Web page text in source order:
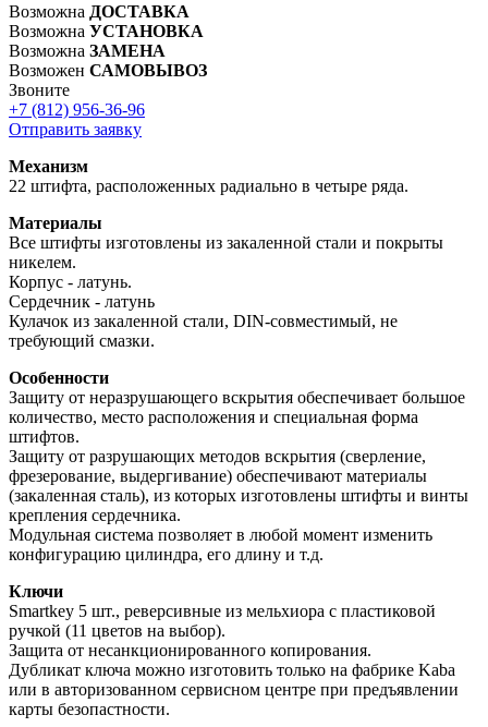
Возможна ДОСТАВКА
Возможна УСТАНОВКА
Возможна ЗАМЕНА
Возможен САМОВЫВОЗ
Звоните
+7 (812) 956-36-96
Отправить заявку
Механизм
22 штифта, расположенных радиально в четыре ряда.
Материалы
Все штифты изготовлены из закаленной стали и покрыты
никелем.
Корпус - латунь.
Сердечник - латунь
Кулачок из закаленной стали, DIN-совместимый, не
требующий смазки.
Особенности
Защиту от неразрушающего вскрытия обеспечивает большое
количество, место расположения и специальная форма
штифтов.
Защиту от разрушающих методов вскрытия (сверление,
фрезерование, выдергивание) обеспечивают материалы
(закаленная сталь), из которых изготовлены штифты и винты
крепления сердечника.
Модульная система позволяет в любой момент изменить
конфигурацию цилиндра, его длину и т.д.
Ключи
Smartkey 5 шт., реверсивные из мельхиора с пластиковой
ручкой (11 цветов на выбор).
Защита от несанкционированного копирования.
Дубликат ключа можно изготовить только на фабрике Kaba
или в авторизованном сервисном центре при предъявлении
карты безопастности.